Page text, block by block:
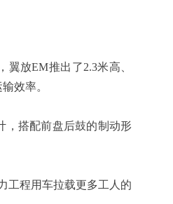
放EM推出了2.3米高、
效率。
搭配前盘后鼓的制动形
程用车拉载更多工人的